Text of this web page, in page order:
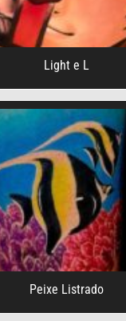
Light e L
Peixe Listrado